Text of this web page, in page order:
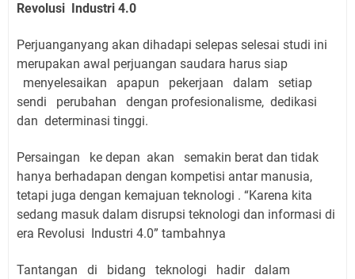
Revolusi Industri 4.0
Perjuanganyang akan dihadapi selepas selesai studi ini
merupakan awal perjuangan saudara harus siap
menyelesaikan apapun pekerjaan dalam setiap
sendi perubahan dengan profesionalisme, dedikasi
dan determinasi tinggi.
Persaingan ke depan akan semakin berat dan tidak
hanya berhadapan dengan kompetisi antar manusia,
tetapi juga dengan kemajuan teknologi . “Karena kita
sedang masuk dalam disrupsi teknologi dan informasi di
era Revolusi Industri 4.0” tambahnya
Tantangan di bidang teknologi hadir dalam